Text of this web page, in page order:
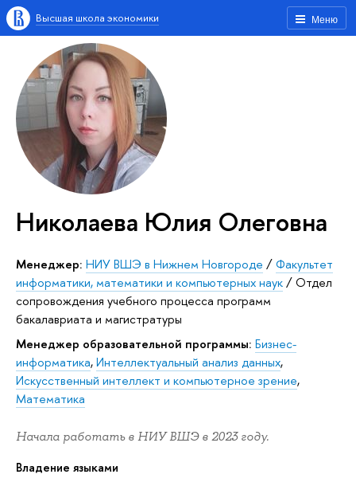
Меню
Высшая школа экономики
Николаева Юлия Олеговна
Менеджер: НИУ ВШЭ в Нижнем Новгороде /Факультет
информатики, математики и компьютерных наук/Отдел
сопровождения учебного процесса программ
бакалавриата и магистратуры
Менеджер образовательной программы: Бизнес-
информатика,Интеллектуальный анализ данных,
Искусственный интеллект и компьютерное зрение,
Математика
Начала работать в НИУ ВШЭ в 2023 году.
Владение языками